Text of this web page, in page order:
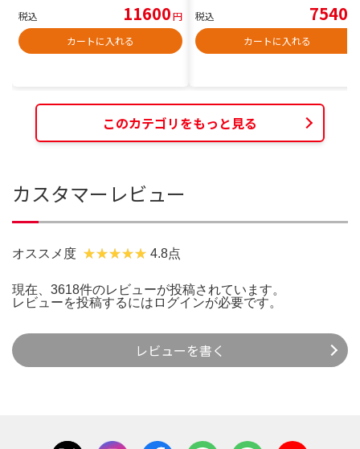
税込 11600円
カートに入れる
税込 7540
カートに入れる
このカテゴリをもっと見る
カスタマーレビュー
オススメ度 4.8点
現在、3618件のレビューが投稿されています。
レビューを投稿するには ログインが必要です。
レビューを書く